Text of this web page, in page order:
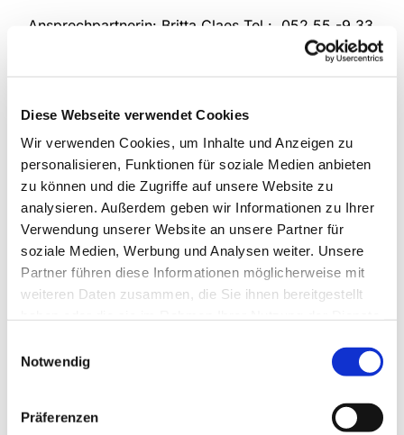
Diese Webseite verwendet Cookies
Wir verwenden Cookies, um Inhalte und Anzeigen zu
personalisieren, Funktionen für soziale Medien anbieten
zu können und die Zugriffe auf unsere Website zu
analysieren. Außerdem geben wir Informationen zu Ihrer
Verwendung unserer Website an unsere Partner für
soziale Medien, Werbung und Analysen weiter. Unsere
Partner führen diese Informationen möglicherweise mit
weiteren Daten zusammen, die Sie ihnen bereitgestellt
Notwendig
Präferenzen
Ansprechpartnerin: Britta Claes Tel.: 052 55 -9 33